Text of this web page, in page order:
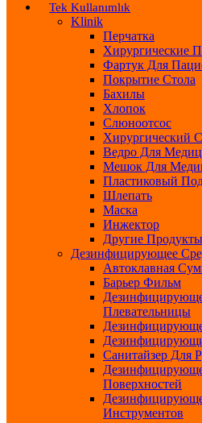
Tek Kullanımlık
Klinik
Перчатка
Хирургические
Фартук Для
Покрытие Стола
Бахилы
Хлопок
Слюноотсос
Хирургический
Ведро Для
Мешок Для
Пластиковый
Шлепать
Маска
Инжектор
Другие Продукты
Дезинфицирующее
Автоклавная
Барьер Фильм
Плевательницы
Санитайзер Для
Поверхностей
Инструментов